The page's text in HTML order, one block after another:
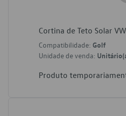
Cortina de Teto Solar
Compatibilidade: Golf
Unidade de venda:
Produto